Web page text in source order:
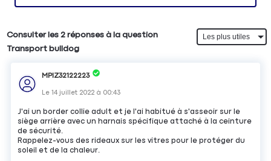
Consulter les 2 réponses à la question
Transport bulldog
MPIZ32122223
Le14 juillet 2022 à 00:43
J'ai un border collie adult et je l'ai habitué à s'asseoir sur le
siège arrière avec un harnais spécifique attaché à la ceinture
de sécurité.
Rappelez-vous des rideaux sur les vitres pour le protéger du
soleil et de la chaleur.